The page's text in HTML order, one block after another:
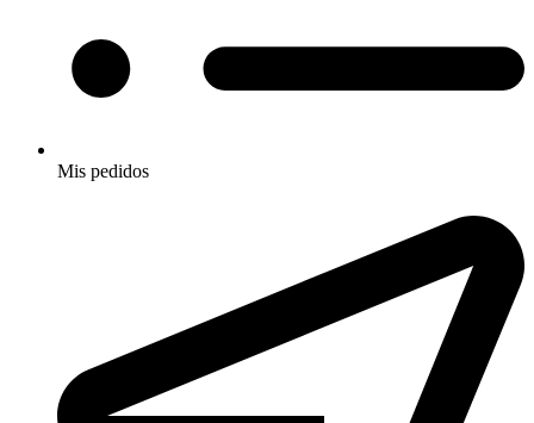
Mis pedidos